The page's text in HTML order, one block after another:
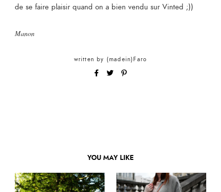
de se faire plaisir quand on a bien vendu sur Vinted ;))
Manon
written by (madein)Faro
YOU MAY LIKE